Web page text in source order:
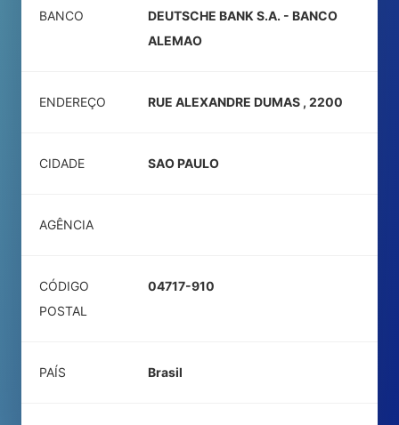
BANCO
DEUTSCHE BANK S.A. - BANCO
ALEMAO
ENDEREÇO RUE ALEXANDRE DUMAS , 2200
CIDADE SAO PAULO
AGÊNCIA
CÓDIGO
POSTAL
04717-910
PAÍS Brasil